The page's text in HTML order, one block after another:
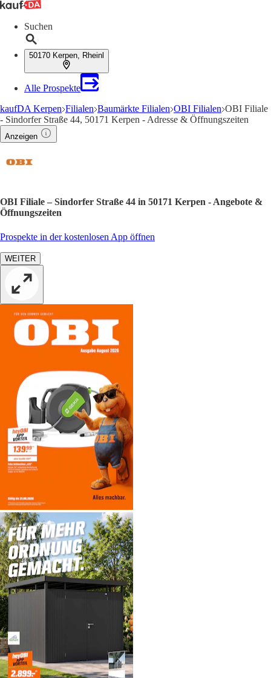
Suchen
50170 Kerpen, Rheinl
Alle Prospekte
kaufDA Kerpen Filialen Baumärkte Filialen OBI Filialen OBI Filiale
- Sindorfer Straße 44, 50171 Kerpen - Adresse & Öffnungszeiten
Anzeigen
OBI Filiale – Sindorfer Straße 44 in 50171 Kerpen - Angebote &
Öffnungszeiten
Prospekte in der kostenlosen App öffnen
WEITER